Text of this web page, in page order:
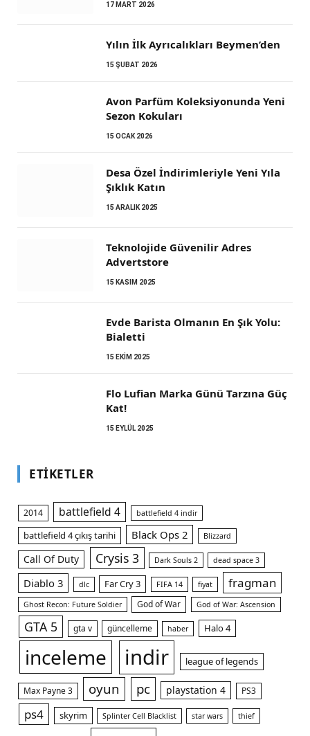
17 MART 2026
Yılın İlk Ayrıcalıkları Beymen’den
15 ŞUBAT 2026
Avon Parfüm Koleksiyonunda Yeni
Sezon Kokuları
15 OCAK 2026
Desa Özel İndirimleriyle Yeni Yıla
Şıklık Katın
15 ARALIK 2025
Teknolojide Güvenilir Adres
Advertstore
15 KASIM 2025
Evde Barista Olmanın En Şık Yolu:
Bialetti
15 EKIM 2025
Flo Lufian Marka Günü Tarzına Güç
Kat!
15 EYLÜL 2025
ETIKETLER
2014 battlefield 4 battlefield 4 indir
battlefield 4 çıkış tarihi Black Ops 2 Blizzard
Call Of Duty Crysis 3 Dark Souls 2 dead space 3
Diablo 3 dlc Far Cry 3 FIFA 14 fiyat fragman
Ghost Recon: Future Soldier God of War God of War: Ascension
GTA 5 gta v güncelleme haber Halo 4
inceleme indir league of legends
Max Payne 3 oyun pc playstation 4 PS3
ps4 skyrim Splinter Cell Blacklist star wars thief